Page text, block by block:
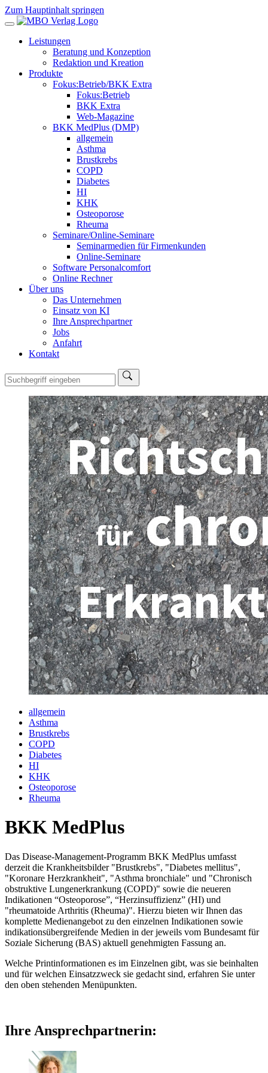
Zum Hauptinhalt springen
Leistungen
Beratung und Konzeption
Redaktion und Kreation
Produkte
Fokus:Betrieb/BKK Extra
Fokus:Betrieb
BKK Extra
Web-Magazine
BKK MedPlus (DMP)
allgemein
Asthma
Brustkrebs
COPD
Diabetes
HI
KHK
Osteoporose
Rheuma
Seminare/Online-Seminare
Seminarmedien für Firmenkunden
Online-Seminare
Software Personalcomfort
Online Rechner
Über uns
Das Unternehmen
Einsatz von KI
Ihre Ansprechpartner
Jobs
Anfahrt
Kontakt
allgemein
Asthma
Brustkrebs
COPD
Diabetes
HI
KHK
Osteoporose
Rheuma
BKK MedPlus
Das Disease-Management-Programm BKK MedPlus umfasst
derzeit die Krankheitsbilder "Brustkrebs", "Diabetes mellitus",
"Koronare Herzkrankheit", "Asthma bronchiale" und "Chronisch
obstruktive Lungenerkrankung (COPD)" sowie die neueren
Indikationen “Osteoporose”, “Herzinsuffizienz” (HI) und
"rheumatoide Arthritis (Rheuma)". Hierzu bieten wir Ihnen das
komplette Medienangebot zu den einzelnen Indikationen sowie
indikationsübergreifende Medien in der jeweils vom Bundesamt für
Soziale Sicherung (BAS) aktuell genehmigten Fassung an.
Welche Printinformationen es im Einzelnen gibt, was sie beinhalten
und für welchen Einsatzzweck sie gedacht sind, erfahren Sie unter
den oben stehenden Menüpunkten.
Ihre Ansprechpartnerin: